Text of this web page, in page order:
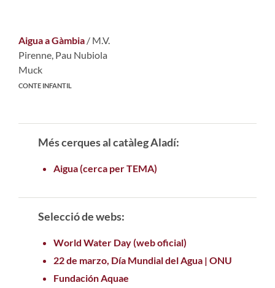
Aigua a Gàmbia / M.V.
Pirenne, Pau Nubiola
Muck
CONTE INFANTIL
Més cerques al catàleg Aladí:
Aigua (cerca per TEMA)
Selecció de webs:
World Water Day (web oficial)
22 de marzo, Día Mundial del Agua | ONU
Fundación Aquae